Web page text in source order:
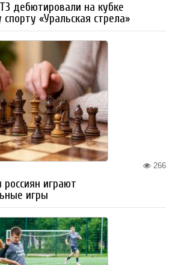
дебютировали на кубке
«Уральская стрела»
266
играют
игры